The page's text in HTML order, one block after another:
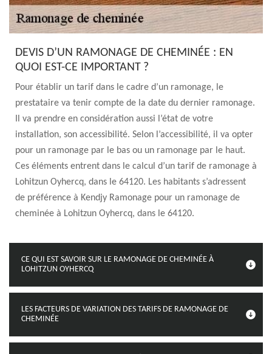
DEVIS D’UN RAMONAGE DE CHEMINÉE : EN
QUOI EST-CE IMPORTANT ?
Pour établir un tarif dans le cadre d’un ramonage, le
prestataire va tenir compte de la date du dernier ramonage.
Il va prendre en considération aussi l’état de votre
installation, son accessibilité. Selon l’accessibilité, il va opter
pour un ramonage par le bas ou un ramonage par le haut.
Ces éléments entrent dans le calcul d’un tarif de ramonage à
Lohitzun Oyhercq, dans le 64120. Les habitants s’adressent
de préférence à Kendjy Ramonage pour un ramonage de
cheminée à Lohitzun Oyhercq, dans le 64120.
CE QUI EST SAVOIR SUR LE RAMONAGE DE CHEMINÉE À
LOHITZUN OYHERCQ
LES FACTEURS DE VARIATION DES TARIFS DE RAMONAGE DE
CHEMINÉE